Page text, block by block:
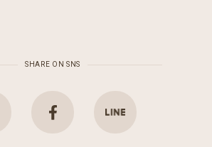
SHARE ON SNS